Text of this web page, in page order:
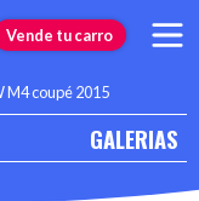
Vende tu carro
M4 coupé 2015
GALERIAS